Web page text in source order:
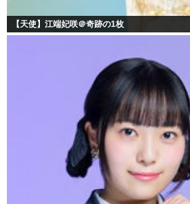
【天使】江端妃咲＠奇跡の1枚